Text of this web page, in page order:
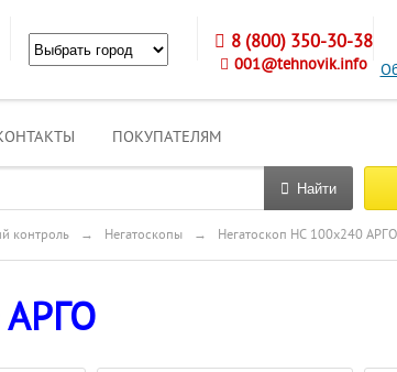
8 (800) 350-30-38
001@tehnovik.info
ПОКУПАТЕЛЯМ
Найти
контроль → Негатоскопы → Негатоскоп НС 100х240 АРГО
АРГО